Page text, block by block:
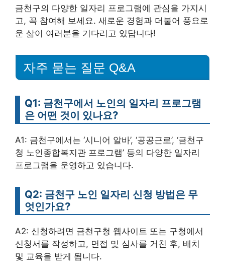
금천구의 다양한 일자리 프로그램에 관심을 가지시
고, 꼭 참여해 보세요. 새로운 경험과 더불어 풍요로
운 삶이 여러분을 기다리고 있답니다!
자주 묻는 질문 Q&A
Q1: 금천구에서 노인의 일자리 프로그램
은 어떤 것이 있나요?
A1: 금천구에서는 ‘시니어 알바’, ‘공공근로’, ‘금천구
청 노인종합복지관 프로그램’ 등의 다양한 일자리
프로그램을 운영하고 있습니다.
Q2: 금천구 노인 일자리 신청 방법은 무
엇인가요?
A2: 신청하려면 금천구청 웹사이트 또는 구청에서
신청서를 작성하고, 면접 및 심사를 거친 후, 배치
및 교육을 받게 됩니다.